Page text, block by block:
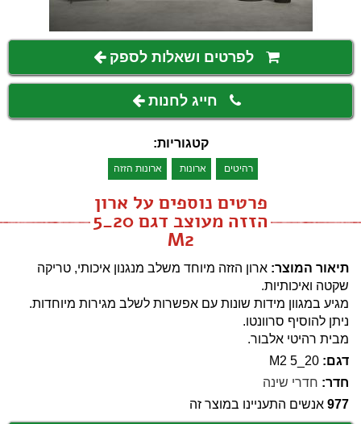
לפרטים ושאלות לספק
חייג לחנות
קטגוריות:
רהיטים ארונות ארונות הזזה
פרטים נוספים על ארון
הזזה מעוצב דגם 20_5
M2
תיאור המוצר: ארון הזזה מיוחד משלב מנגנון איכותי, טריקה
שקטה ואיכותיות.
מגיע במגוון מידות שונות עם אפשרות לשלב מגירות מיוחדות.
ניתן להוסיף סרוונטו.
מבית רהיטי אלבור.
דגם: 20_5 M2
חדר: חדרי שינה
977 אנשים התעניינו במוצר זה